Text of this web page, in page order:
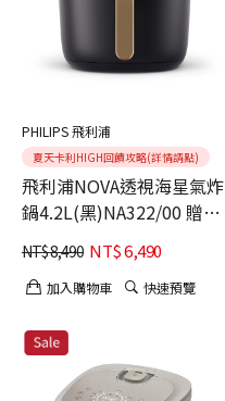
PHILIPS 飛利浦
夏天卡利HIGH回饋攻略(詳情請點)
飛利浦NOVA透視海星氣炸
鍋4.2L(黑)NA322/00 贈老
乾杯日本A5和牛燒肉禮盒
NT$8,490 NT$6,490
加入購物車 快速預覽